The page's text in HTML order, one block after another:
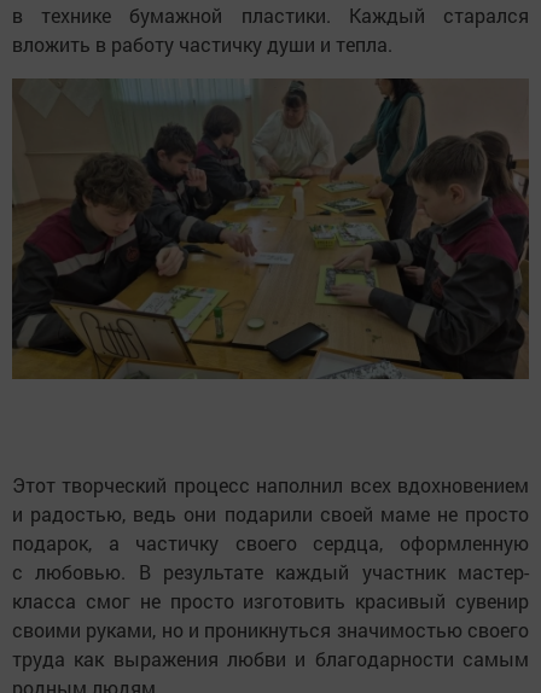
в технике бумажной пластики. Каждый старался
вложить в работу частичку души и тепла.
Этот творческий процесс наполнил всех вдохновением
и радостью, ведь они подарили своей маме не просто
подарок, а частичку своего сердца, оформленную
с любовью. В результате каждый участник мастер-
класса смог не просто изготовить красивый сувенир
своими руками, но и проникнуться значимостью своего
труда как выражения любви и благодарности самым
родным людям.